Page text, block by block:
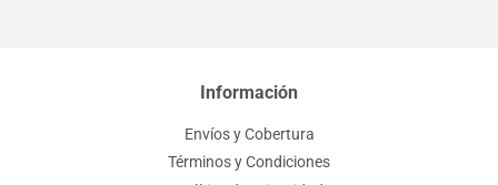
Información
Envíos y Cobertura
Términos y Condiciones